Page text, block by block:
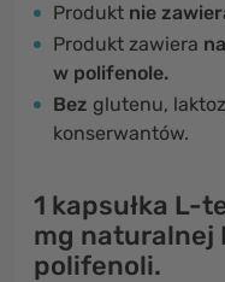
Produkt nie
Produkt zawiera
w polifenole.
Bez glutenu,
konserwantów.
1 kapsułka L-
mg naturalnej
polifenoli.